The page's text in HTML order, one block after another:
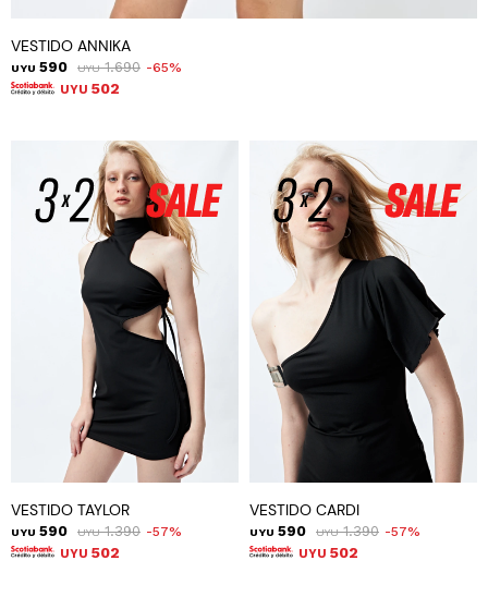
VESTIDO ANNIKA
UYU 590 UYU 1.690 65
UYU 502
VESTIDO TAYLOR
UYU 590 UYU 1.390 57
UYU 502
VESTIDO CARDI
UYU 590 UYU 1.390 57
UYU 502